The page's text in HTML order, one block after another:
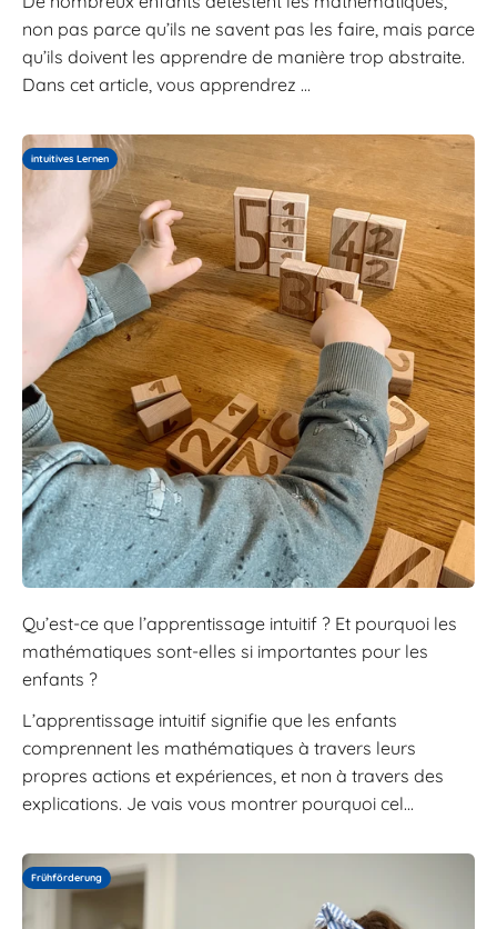
non pas parce qu’ils ne savent pas les faire, mais parce
qu’ils doivent les apprendre de manière trop abstraite.
Dans cet article, vous apprendrez ...
intuitives Lernen
Qu’est-ce que l’apprentissage intuitif ? Et pourquoi les
mathématiques sont-elles si importantes pour les
enfants ?
L’apprentissage intuitif signifie que les enfants
comprennent les mathématiques à travers leurs
propres actions et expériences, et non à travers des
explications. Je vais vous montrer pourquoi cel...
Frühförderung